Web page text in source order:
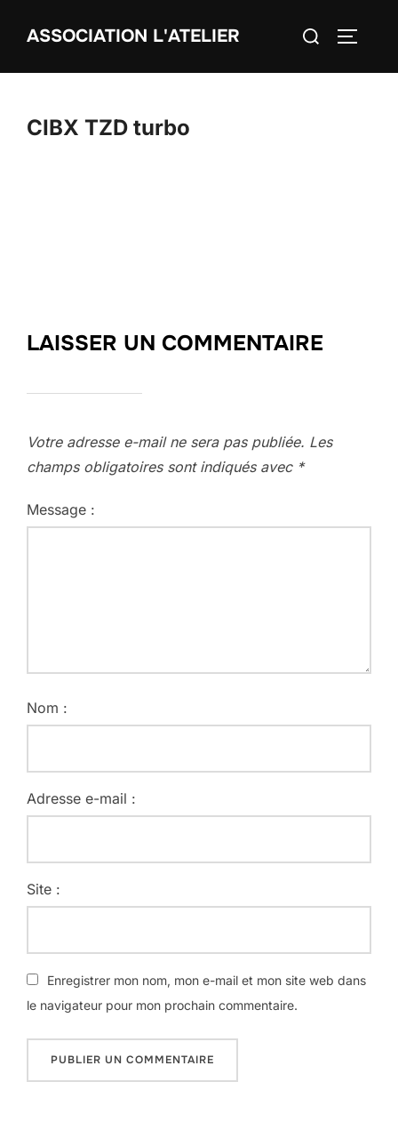
ASSOCIATION L'ATELIER Rechercher :
CIBX TZD turbo
LAISSER UN COMMENTAIRE
Votre adresse e-mail ne sera pas publiée. Les
champs obligatoires sont indiqués avec *
Message :
Nom :
Adresse e-mail :
Site :
Enregistrer mon nom, mon e-mail et mon site web dans
le navigateur pour mon prochain commentaire.